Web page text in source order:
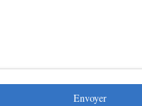
Envoyer